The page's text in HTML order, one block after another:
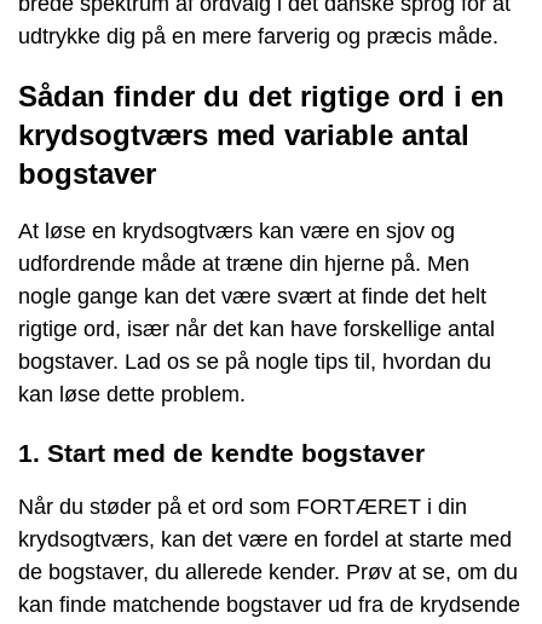
udtrykke dig på en mere farverig og præcis måde.
Sådan finder du det rigtige ord i en
krydsogtværs med variable antal
bogstaver
At løse en krydsogtværs kan være en sjov og
udfordrende måde at træne din hjerne på. Men
nogle gange kan det være svært at finde det helt
rigtige ord, især når det kan have forskellige antal
bogstaver. Lad os se på nogle tips til, hvordan du
kan løse dette problem.
1. Start med de kendte bogstaver
Når du støder på et ord som FORTÆRET i din
krydsogtværs, kan det være en fordel at starte med
de bogstaver, du allerede kender. Prøv at se, om du
kan finde matchende bogstaver ud fra de krydsende